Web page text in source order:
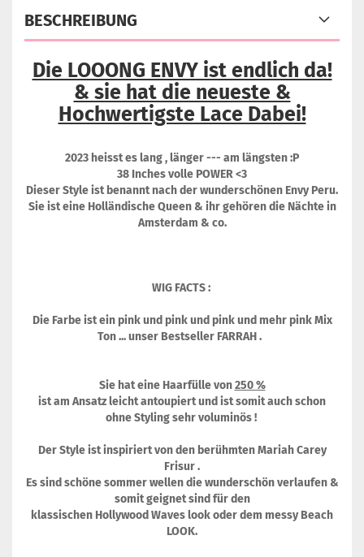
BESCHREIBUNG
Die LOOONG ENVY ist endlich da!
& sie hat die neueste &
Hochwertigste Lace Dabei!
2023 heisst es lang , länger --- am längsten :P
38 Inches volle POWER <3
Dieser Style ist benannt nach der wunderschönen Envy Peru.
Sie ist eine Holländische Queen & ihr gehören die Nächte in
Amsterdam & co.
WIG FACTS :
Die Farbe ist ein pink und pink und pink und mehr pink Mix
Ton ... unser Bestseller FARRAH .
Sie hat eine Haarfülle von250 %
ist am Ansatz leicht antoupiert und ist somit auch schon
ohne Styling sehr voluminös !
Der Style ist inspiriert von den berühmten Mariah Carey
Frisur .
Es sind schöne sommer wellen die wunderschön verlaufen &
somit geignet sind für den
klassischen Hollywood Waves look oder dem messy Beach
LOOK.